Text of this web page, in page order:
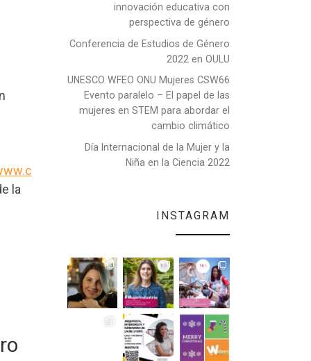
la
innovación educativa con
perspectiva de género
Conferencia de Estudios de Género
2022 en OULU
UNESCO WFEO ONU Mujeres CSW66
Evento paralelo – El papel de las
mujeres en STEM para abordar el
cambio climático
Día Internacional de la Mujer y la
Niña en la Ciencia 2022
INSTAGRAM